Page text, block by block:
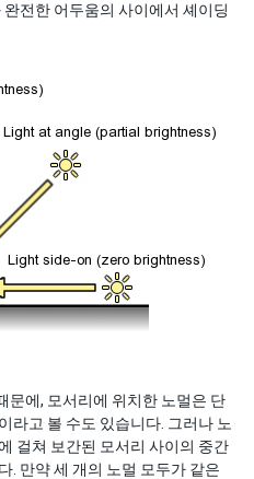
전한 어두움의 사이에서 셰이딩
문에, 모서리에 위치한 노멀은 단
라고 볼 수도 있습니다. 그러나 노
걸쳐 보간된 모서리 사이의 중간
. 만약 세 개의 노멀 모두가 같은